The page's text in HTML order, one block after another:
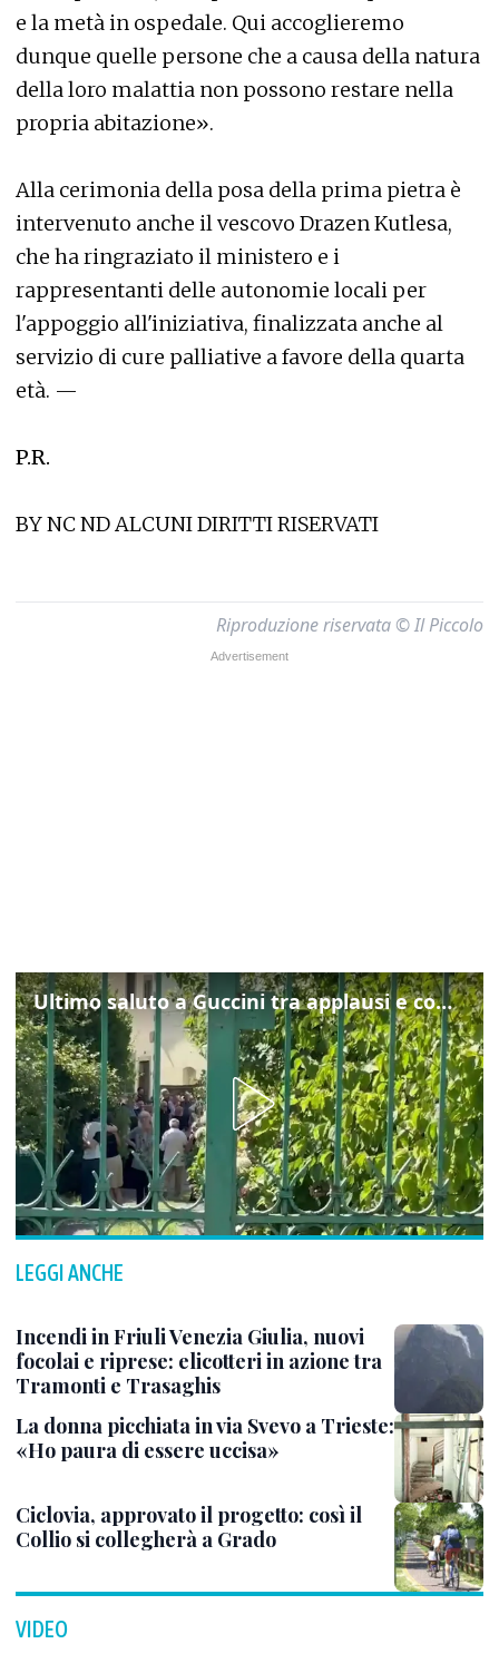
e la metà in ospedale. Qui accoglieremo
dunque quelle persone che a causa della natura
della loro malattia non possono restare nella
propria abitazione».
Alla cerimonia della posa della prima pietra è
intervenuto anche il vescovo Drazen Kutlesa,
che ha ringraziato il ministero e i
rappresentanti delle autonomie locali per
l'appoggio all'iniziativa, finalizzata anche al
servizio di cure palliative a favore della quarta
età. —
P.R.
BY NC ND ALCUNI DIRITTI RISERVATI
Riproduzione riservata © Il Piccolo
Ultimo saluto a Guccini tra applausi e commozione a Pavana
LEGGI ANCHE
Incendi in Friuli Venezia Giulia, nuovi
focolai e riprese: elicotteri in azione tra
Tramonti e Trasaghis
La donna picchiata in via Svevo a Trieste:
«Ho paura di essere uccisa»
Ciclovia, approvato il progetto: così il
Collio si collegherà a Grado
VIDEO